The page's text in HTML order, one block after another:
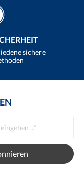
sichere